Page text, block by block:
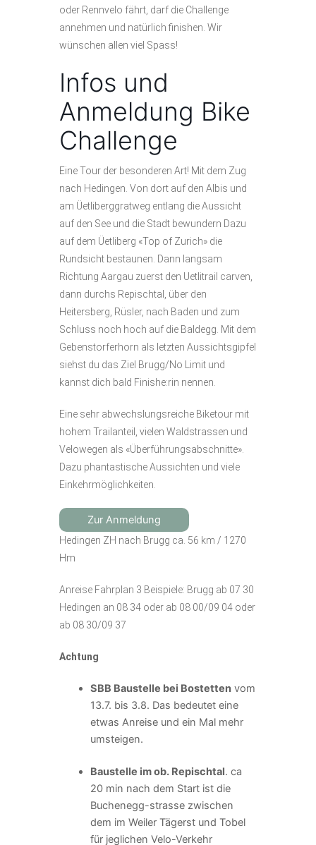
oder Rennvelo fährt, darf die Challenge
annehmen und natürlich finishen. Wir
wünschen allen viel Spass!
Infos und
Anmeldung Bike
Challenge
Eine Tour der besonderen Art! Mit dem Zug
nach Hedingen. Von dort auf den Albis und
am Üetliberggratweg entlang die Aussicht
auf den See und die Stadt bewundern Dazu
auf dem Üetliberg «Top of Zurich» die
Rundsicht bestaunen. Dann langsam
Richtung Aargau zuerst den Uetlitrail carven,
dann durchs Repischtal, über den
Heitersberg, Rüsler, nach Baden und zum
Schluss noch hoch auf die Baldegg. Mit dem
Gebenstorferhorn als letzten Aussichtsgipfel
siehst du das Ziel Brugg/No Limit und
kannst dich bald Finishe:rin nennen.
Eine sehr abwechslungsreiche Biketour mit
hohem Trailanteil, vielen Waldstrassen und
Velowegen als «Überführungsabschnitte».
Dazu phantastische Aussichten und viele
Einkehrmöglichkeiten.
Zur Anmeldung
Hedingen ZH nach Brugg ca. 56 km / 1270
Hm
Anreise Fahrplan 3 Beispiele: Brugg ab 07 30
Hedingen an 08 34 oder ab 08 00/09 04 oder
ab 08 30/09 37
Achtung
SBB Baustelle bei Bostettenvom
13.7. bis 3.8. Das bedeutet eine
etwas Anreise und ein Mal mehr
umsteigen.
Baustelle im ob. Repischtal. ca
20 min nach dem Start ist die
Buchenegg-strasse zwischen
dem im Weiler Tägerst und Tobel
für jeglichen Velo-Verkehr